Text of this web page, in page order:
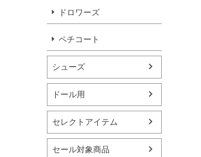
ドロワーズ
ペチコート
シューズ
ドール用
セレクトアイテム
セール対象商品